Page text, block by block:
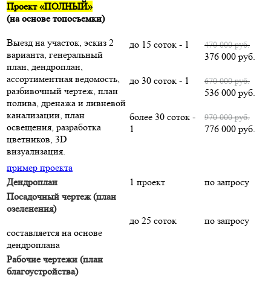
Проект «ПОЛНЫЙ»
(на основе топосъемки)
Выезд на участок, эскиз 2
варианта, генеральный
план, дендроплан,
ассортиментная ведомость,
разбивочный чертеж, план
полива, дренажа и ливневой
канализации, план
освещения, разработка
цветников, 3D
визуализация.
пример проекта
до 15 соток - 1
до 30 соток - 1
более 30 соток -
1
470 000 руб.
376 000 руб.
670 000 руб.
536 000 руб.
970 000 руб.
776 000 руб.
Дендроплан 1 проект
по запросу
Посадочный чертеж (план
озеленения)
составляется на основе
дендроплана
до 25 соток по запросу
Рабочие чертежи (план
благоустройства)